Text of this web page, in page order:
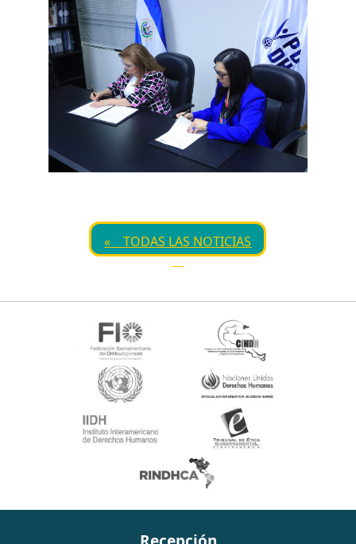
« TODAS LAS NOTICIAS